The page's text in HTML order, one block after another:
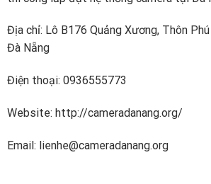
Địa chỉ: Lô B176 Quảng Xương, Thôn
Đà Nẵng
Điện thoại: 0936555773
Website: http://cameradanang.org/
Email: lienhe@cameradanang.org